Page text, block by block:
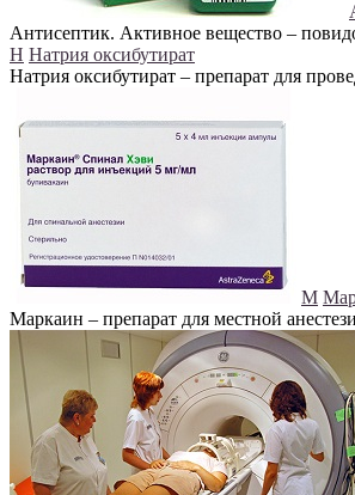
Антисептик. Активное вещество –
Н Натрия оксибутират
Натрия оксибутират – препарат для
М
Маркаин – препарат для местной